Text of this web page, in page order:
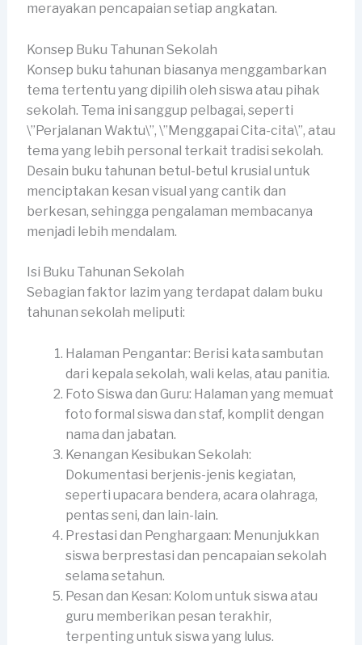
merayakan pencapaian setiap angkatan.
Konsep Buku Tahunan Sekolah
Konsep buku tahunan biasanya menggambarkan
tema tertentu yang dipilih oleh siswa atau pihak
sekolah. Tema ini sanggup pelbagai, seperti
\”Perjalanan Waktu\”, \”Menggapai Cita-cita\”, atau
tema yang lebih personal terkait tradisi sekolah.
Desain buku tahunan betul-betul krusial untuk
menciptakan kesan visual yang cantik dan
berkesan, sehingga pengalaman membacanya
menjadi lebih mendalam.
Isi Buku Tahunan Sekolah
Sebagian faktor lazim yang terdapat dalam buku
tahunan sekolah meliputi:
Halaman Pengantar: Berisi kata sambutan
dari kepala sekolah, wali kelas, atau panitia.
Foto Siswa dan Guru: Halaman yang memuat
foto formal siswa dan staf, komplit dengan
nama dan jabatan.
Kenangan Kesibukan Sekolah:
Dokumentasi berjenis-jenis kegiatan,
seperti upacara bendera, acara olahraga,
pentas seni, dan lain-lain.
Prestasi dan Penghargaan: Menunjukkan
siswa berprestasi dan pencapaian sekolah
selama setahun.
Pesan dan Kesan: Kolom untuk siswa atau
guru memberikan pesan terakhir,
terpenting untuk siswa yang lulus.